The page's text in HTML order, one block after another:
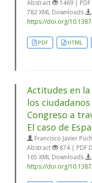
Abstract
1469 |
782 XML Downloads
https://doi.org/
PDF HTML
Actitudes en
los
Congreso a
El caso de
Francisco Javier
Abstract
874 | PDF
165 XML Downloads
https://doi.org/